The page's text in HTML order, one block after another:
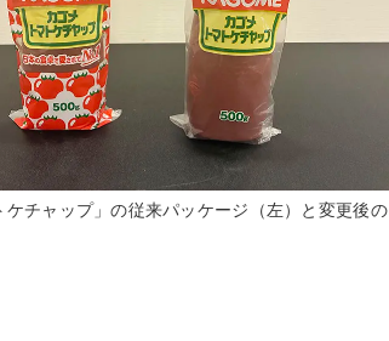
ケチャップ」の従来パッケージ（左）と変更後の